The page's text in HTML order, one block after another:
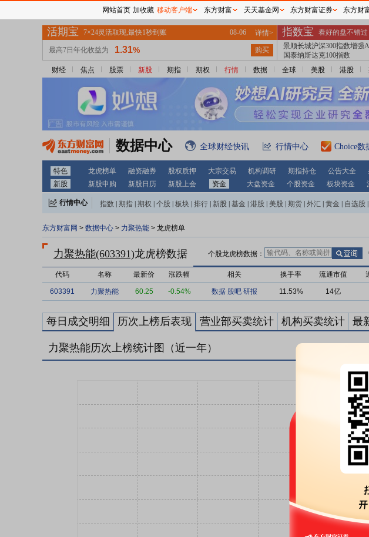
财经 焦点 股票 新股 期指 期权 行情 数据 全球 美股 港股
数据中心 全球财经快讯 行情中心 Choice数
特色 龙虎榜单 融资融券 股权质押 大宗交易 机构调研 期指持仓 公告大全
新股
新股申购 新股日历 新股上会 资金 大盘资金 个股资金 板块资金
行情中心 指数 期指 期权 个股 板块 排行 新股 基金 港股 美股 期货 外汇 黄金 自选股
东方财富网 > 数据中心 > 力聚热能 > 龙虎榜单
力聚热能(603391)龙虎榜数据 个股龙虎榜数据：
代码 名称 最新价 涨跌幅 相关 换手率 流通市值
603391 力聚热能 60.25 -0.54% 数据 股吧 研报 11.53% 14亿
每日成交明细 历次上榜后表现 营业部买卖统计 机构买卖统计 最
力聚热能历次上榜统计图（近一年）
网站首页 加收藏 移动客户端 东方财富 天天基金网 东方财富证券 东方财